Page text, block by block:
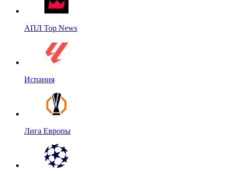
АПЛ Top News
Испания
Лига Европы